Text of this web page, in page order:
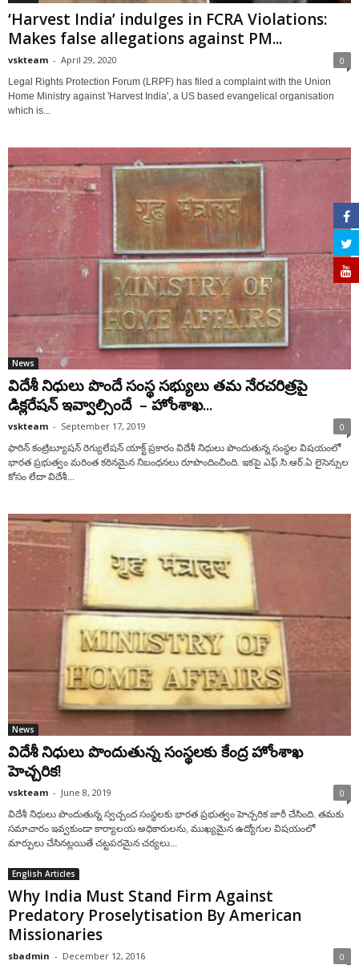
‘Harvest India’ indulges in FCRA Violations:
Makes false allegations against PM...
vskteam - April 29, 2020 0
Legal Rights Protection Forum (LRPF) has filed a complaint with the Union
Home Ministry against 'Harvest India', a US based evangelical organisation
which is...
News
విదేశీ నిధులు పొందే సంస్థ సభ్యులు తమ నేరచరిత్రపై
డిక్లరేషన్ ఇవ్వాల్సిందే – హోంశాఖ...
vskteam - September 17, 2019 0
ఫారిన్ కంట్రిబ్యూషన్ రెగ్యులేషన్ యాక్ట్ ప్రకారం విదేశీ నిధులు పొందుతున్న సంస్థల విషయంలో
భారత ప్రభుత్వం మరింత కఠినమైన నిబంధనలు రూపొందించింది. ఇకపై ఎఫ్.సి.ఆర్.ఏ లైసెన్సుల
కోసం లేదా విదేశీ...
News
విదేశీ నిధులు పొందుతున్న సంస్థలకు కేంద్ర హోంశాఖ
హెచ్చరిక!
vskteam - June 8, 2019 0
విదేశీ నిధులు పొందుతున్న స్వచ్చంద సంస్థలకు భారత ప్రభుత్వం హెచ్చరిక జారీ చేసింది. తమకు
సమాచారం ఇవ్వకుండా కార్యాలయ అధికారులను, ముఖ్యమైన ఉద్యోగుల విషయంలో
మార్పులు చేసినట్లయితే చట్టపరమైన చర్యలు...
English Articles
Why India Must Stand Firm Against
Predatory Proselytisation By American
Missionaries
sbadmin - December 12, 2016 0